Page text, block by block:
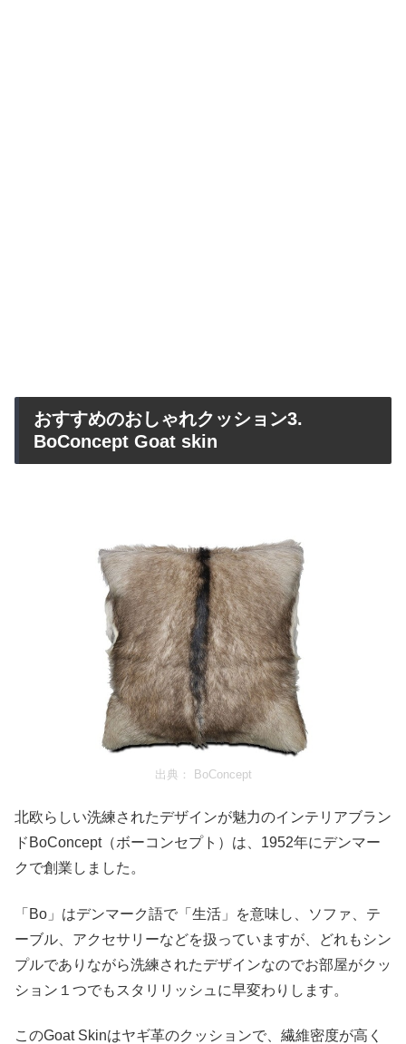
おすすめのおしゃれクッション3.
BoConcept Goat skin
出典： BoConcept
北欧らしい洗練されたデザインが魅力のインテリアブラン
ドBoConcept（ボーコンセプト）は、1952年にデンマー
クで創業しました。
「Bo」はデンマーク語で「生活」を意味し、ソファ、テ
ーブル、アクセサリーなどを扱っていますが、どれもシン
プルでありながら洗練されたデザインなのでお部屋がクッ
ション１つでもスタリリッシュに早変わりします。
このGoat Skinはヤギ革のクッションで、繊維密度が高く